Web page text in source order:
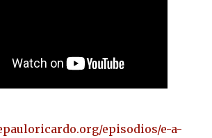
episodios/e-a-